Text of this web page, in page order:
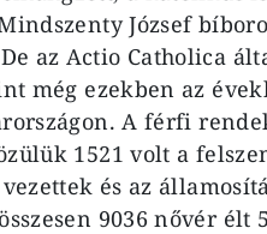
József
az Actio Catholica
még ezekben az
A férfi
1521 volt a
és az
9036 nővér élt